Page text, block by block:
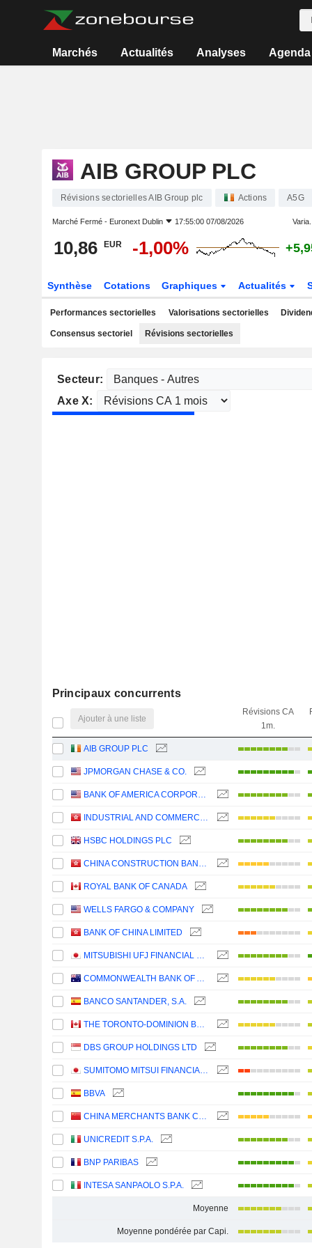
Marchés Actualités Analyses Agenda
AIB GROUP PLC
Révisions sectorielles AIB Group plc Actions A5G
Marché Fermé - Euronext Dublin 17:55:00 07/08/2026 Varia.
10,86 EUR -1,00%
Synthèse Cotations Graphiques Actualités
Performances sectorielles Valorisations sectorielles
Consensus sectoriel Révisions sectorielles
Secteur:
Axe X:
Principaux concurrents
Ajouter à une liste
Révisions CA
1m.
AIB GROUP PLC
JPMORGAN CHASE & CO.
BANK OF AMERICA CORPORATION
INDUSTRIAL AND COMMERCIAL BANK OF CHINA LIMITED
HSBC HOLDINGS PLC
CHINA CONSTRUCTION BANK CORPORATION
ROYAL BANK OF CANADA
WELLS FARGO & COMPANY
BANK OF CHINA LIMITED
MITSUBISHI UFJ FINANCIAL GROUP, INC.
COMMONWEALTH BANK OF AUSTRALIA
BANCO SANTANDER, S.A.
THE TORONTO-DOMINION BANK
DBS GROUP HOLDINGS LTD
SUMITOMO MITSUI FINANCIAL GROUP, INC.
BBVA
CHINA MERCHANTS BANK CO., LTD.
UNICREDIT S.P.A.
BNP PARIBAS
INTESA SANPAOLO S.P.A.
Moyenne
Moyenne pondérée par Capi.